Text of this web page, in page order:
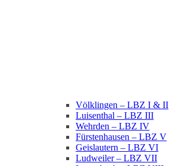
Völklingen – LBZ I & II
Luisenthal – LBZ III
Wehrden – LBZ IV
Fürstenhausen – LBZ V
Geislautern – LBZ VI
Ludweiler – LBZ VII